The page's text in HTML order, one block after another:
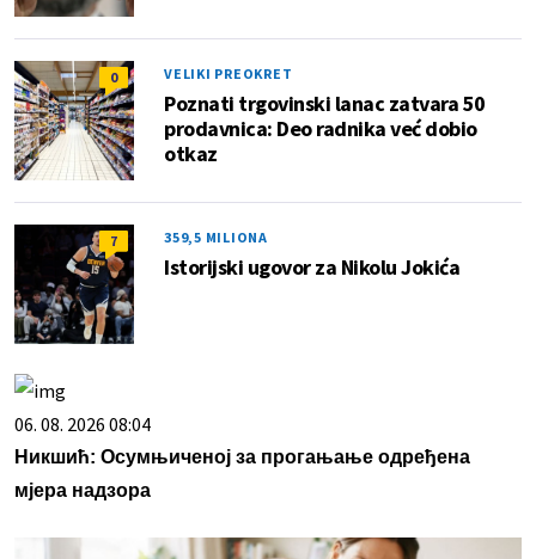
0 VELIKI PREOKRET
Poznati trgovinski lanac zatvara 50
prodavnica: Deo radnika već dobio
otkaz
7 359,5 MILIONA
Istorijski ugovor za Nikolu Jokića
06. 08. 2026 08:04
Никшић: Осумњиченој за прогањање одређена
мјера надзора